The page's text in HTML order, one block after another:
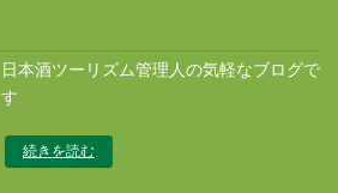
日本酒ツーリズム管理人の気軽なブログで
す
続きを読む